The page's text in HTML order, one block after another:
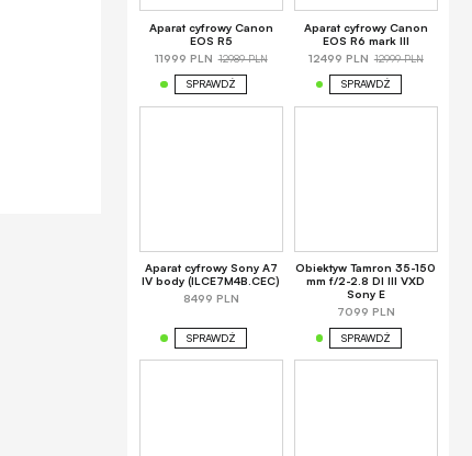
Aparat cyfrowy Canon
EOS R5
11999 PLN 12989 PLN
SPRAWDŹ
Aparat cyfrowy Canon
EOS R6 mark III
12499 PLN 12999 PLN
SPRAWDŹ
Aparat cyfrowy Sony A7
IV body (ILCE7M4B.CEC)
8499 PLN
SPRAWDŹ
Obiektyw Tamron 35-150
mm f/2-2.8 DI III VXD
Sony E
7099 PLN
SPRAWDŹ